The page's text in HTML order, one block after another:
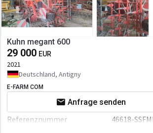
Kuhn megant 600
29 000 EUR
2021
Deutschland, Antigny
E-FARM COM
Anfrage senden
Referenznummer
46618-